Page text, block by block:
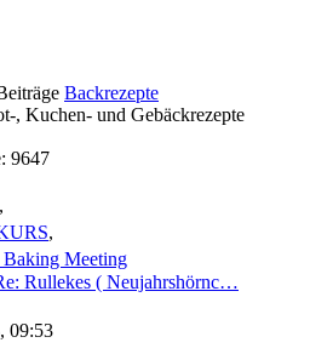
Backrezepte
, Kuchen- und Gebäckrezepte
: 9647
,
,
Meeting
Rullekes ( Neujahrshörnc…
09:53